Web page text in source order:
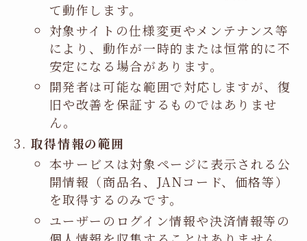
て動作します。
対象サイトの仕様変更やメンテナンス等
により、動作が一時的または恒常的に不
安定になる場合があります。
開発者は可能な範囲で対応しますが、復
旧や改善を保証するものではありませ
ん。
取得情報の範囲
本サービスは対象ページに表示される公
開情報（商品名、JANコード、価格等）
を取得するのみです。
ユーザーのログイン情報や決済情報等の